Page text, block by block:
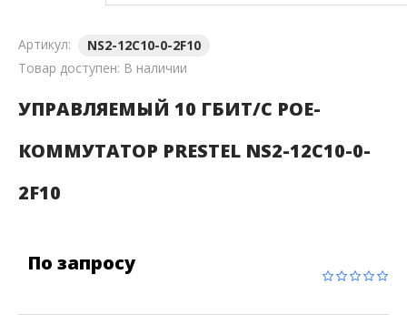
Артикул:
NS2-12C10-0-2F10
Товар доступен: В наличии
УПРАВЛЯЕМЫЙ 10 ГБИТ/С POE-
КОММУТАТОР PRESTEL NS2-12C10-0-
2F10
По запросу